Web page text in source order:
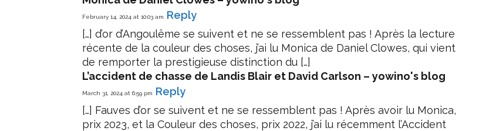
February 14, 2024 at 10:03 am
Reply
[…] d’or d’Angoulême se suivent et ne se ressemblent pas ! Après la lecture
récente de la couleur des choses, j’ai lu Monica de Daniel Clowes, qui vient
de remporter la prestigieuse distinction du […]
L’accident de chasse de Landis Blair et David Carlson – yowino's blog
March 31, 2024 at 6:59 pm
Reply
[…] Fauves d’or se suivent et ne se ressemblent pas ! Après avoir lu Monica,
prix 2023, et la Couleur des choses, prix 2022, j’ai lu récemment l’Accident